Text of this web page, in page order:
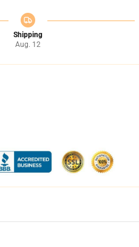
Shipping
Aug. 12